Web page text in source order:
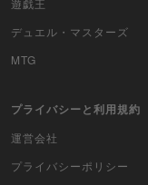
ムシキング
スポーツ
遊戯王
デュエル・マスターズ
MTG
プライバシーと利用規約
運営会社
プライバシーポリシー